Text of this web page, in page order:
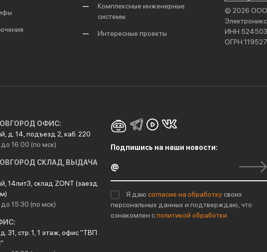
Комплексные инженерные
системы
Интересные проекты
© 2026
ИНН
ОГРН
ОФИС:
д. 14, подъезд 2, каб. 220
16:00 (по мск)
СКЛАД, ВЫДАЧА
14лит3, склад ZONT (заезд
15:30 (по мск)
31, стр. 1, 1 этаж, офис "ТВП
Подпишись на наши новости:
Я даюсогласие на обработку своих
персональных данных и подтверждаю, что
ознакомлен сполитикой обработки